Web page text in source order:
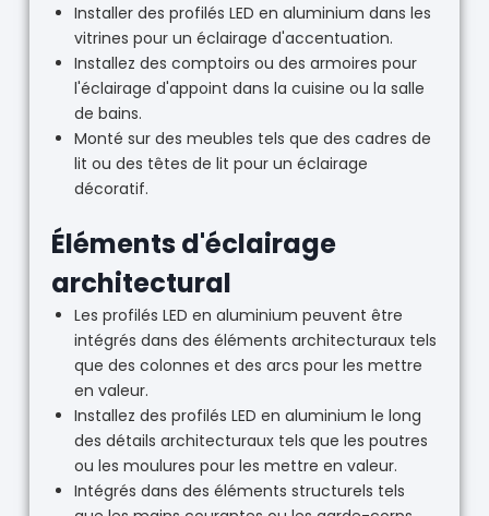
Installer des profilés LED en aluminium dans les
vitrines pour un éclairage d'accentuation.
Installez des comptoirs ou des armoires pour
l'éclairage d'appoint dans la cuisine ou la salle
de bains.
Monté sur des meubles tels que des cadres de
lit ou des têtes de lit pour un éclairage
décoratif.
Éléments d'éclairage
architectural
Les profilés LED en aluminium peuvent être
intégrés dans des éléments architecturaux tels
que des colonnes et des arcs pour les mettre
en valeur.
Installez des profilés LED en aluminium le long
des détails architecturaux tels que les poutres
ou les moulures pour les mettre en valeur.
Intégrés dans des éléments structurels tels